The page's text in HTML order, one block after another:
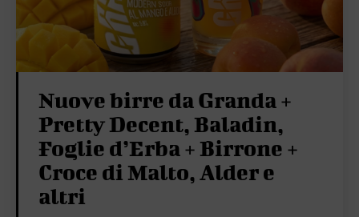
Nuove birre da Granda +
Pretty Decent, Baladin,
Foglie d’Erba + Birrone +
Croce di Malto, Alder e
altri